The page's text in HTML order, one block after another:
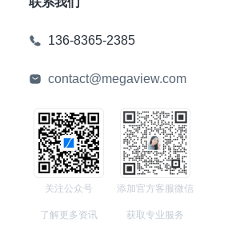
136-8365-2385
contact@megaview.com
关注公众号
了解更多资讯
添加官方客服微信
获取专业服务